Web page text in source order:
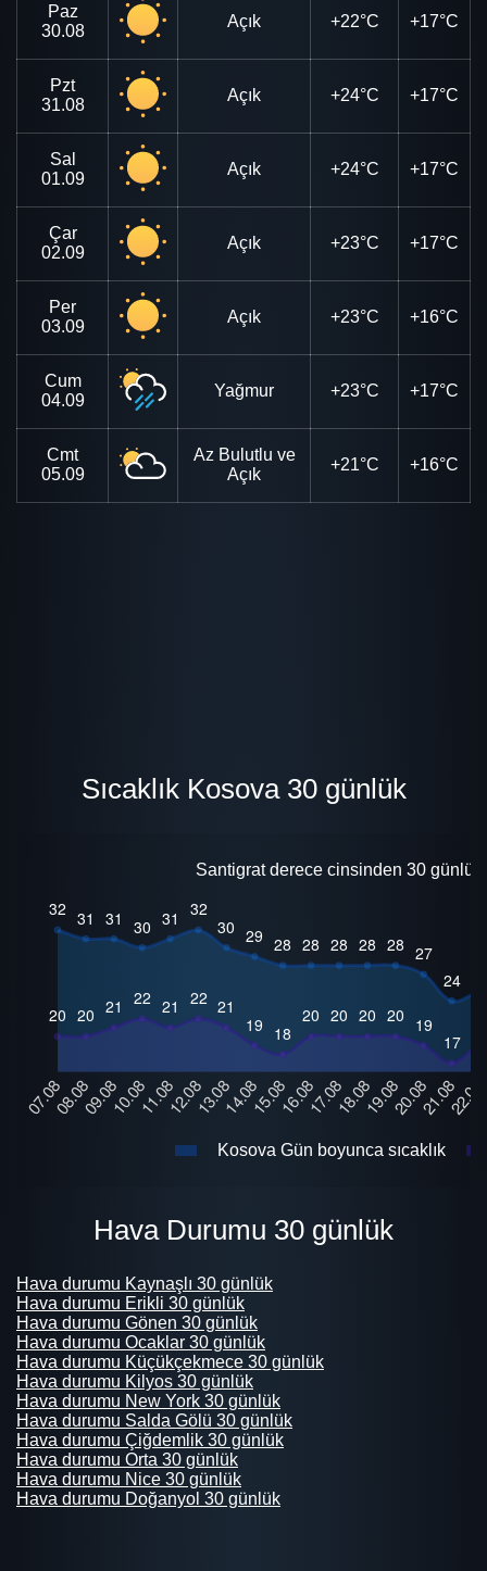
Paz
30.08
Açık +22°C +17°C
Pzt
31.08
Açık +24°C +17°C
Sal
01.09
Açık +24°C +17°C
Çar
02.09
Açık +23°C +17°C
Per
03.09
Açık +23°C +16°C
Cum
04.09
Yağmur +23°C +17°C
Cmt
05.09
Az Bulutlu ve
Açık
+21°C +16°C
Sıcaklık Kosova 30 günlük
Santigrat derece cinsinden 30 günlük
Kosova Gün boyunca sıcaklık
Hava Durumu 30 günlük
Hava durumu Kaynaşlı 30 günlük
Hava durumu Erikli 30 günlük
Hava durumu Gönen 30 günlük
Hava durumu Ocaklar 30 günlük
Hava durumu Küçükçekmece 30 günlük
Hava durumu Kilyos 30 günlük
Hava durumu New York 30 günlük
Hava durumu Salda Gölü 30 günlük
Hava durumu Çiğdemlik 30 günlük
Hava durumu Orta 30 günlük
Hava durumu Nice 30 günlük
Hava durumu Doğanyol 30 günlük